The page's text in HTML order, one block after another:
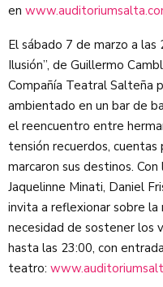
en
El sábado 7 de marzo a
Ilusión”, de Guillermo
Compañía Teatral Salteña
ambientado en un bar de
el reencuentro entre
tensión recuerdos,
marcaron sus destinos.
Jaquelinne Minati, Daniel
invita a reflexionar sobre la
necesidad de sostener los
hasta las 23:00, con
teatro: